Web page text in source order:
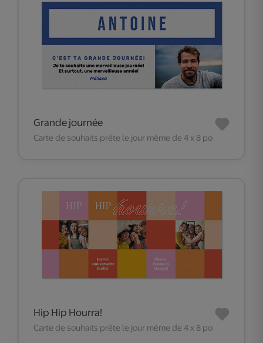
Grande journée
Carte de souhaits prête le jour même de 4 x 8 po
Hip Hip Hourra!
Carte de souhaits prête le jour même de 4 x 8 po